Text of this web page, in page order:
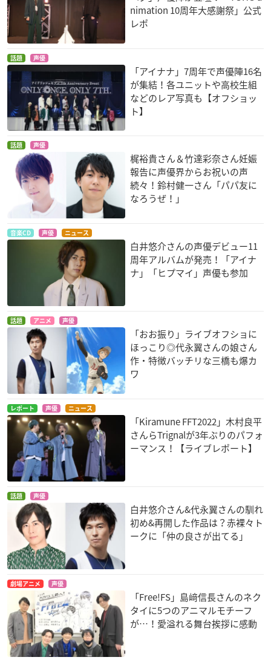
nimation 10周年大感謝祭」公式
レポ
話題 声優
「アイナナ」7周年で声優陣16名
が集結！各ユニットや高校生組
などのレア写真も【オフショッ
ト】
話題 声優
梶裕貴さん＆竹達彩奈さん妊娠
報告に声優界からお祝いの声
続々！鈴村健一さん「パパ友に
なろうぜ！」
音楽CD 声優 ニュース
白井悠介さんの声優デビュー11
周年アルバムが発売！「アイナ
ナ」「ヒプマイ」声優も参加
話題 アニメ 声優
「おお振り」ライブオフショに
ほっこり◎代永翼さんの娘さん
作・特徴バッチリな三橋も爆カ
ワ
レポート 声優 ニュース
「Kiramune FFT2022」木村良平
さんらTrignalが3年ぶりのパフォ
ーマンス！【ライブレポート】
話題 声優
白井悠介さん&代永翼さんの馴れ
初め&再開した作品は？赤裸々ト
ークに「仲の良さが出てる」
劇場アニメ 声優
「Free!FS」島﨑信長さんのネク
タイに5つのアニマルモチーフ
が…！愛溢れる舞台挨拶に感動